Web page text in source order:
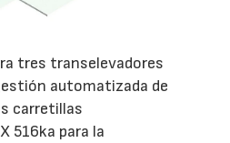
tres transelevadores
automatizada de
carretillas
516ka para la